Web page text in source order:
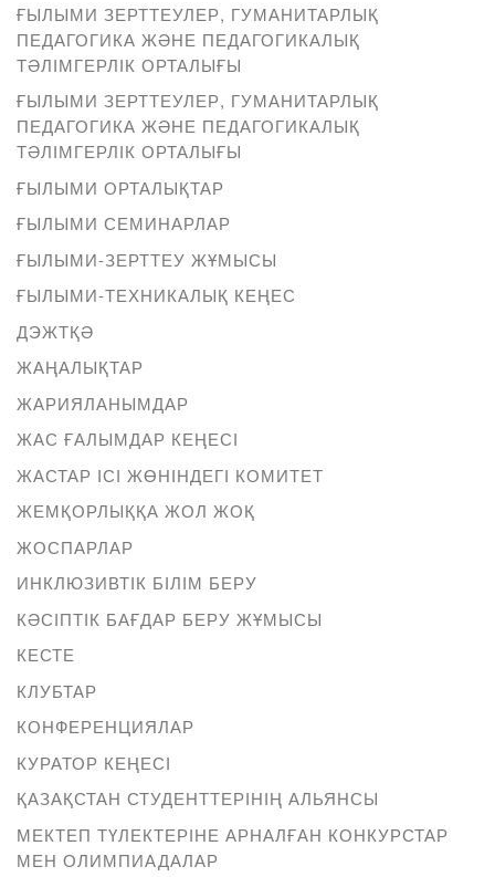
ҒЫЛЫМИ ЗЕРТТЕУЛЕР, ГУМАНИТАРЛЫҚ
ПЕДАГОГИКА ЖӘНЕ ПЕДАГОГИКАЛЫҚ
ТӘЛІМГЕРЛІК ОРТАЛЫҒЫ
ҒЫЛЫМИ ЗЕРТТЕУЛЕР, ГУМАНИТАРЛЫҚ
ПЕДАГОГИКА ЖӘНЕ ПЕДАГОГИКАЛЫҚ
ТӘЛІМГЕРЛІК ОРТАЛЫҒЫ
ҒЫЛЫМИ ОРТАЛЫҚТАР
ҒЫЛЫМИ СЕМИНАРЛАР
ҒЫЛЫМИ-ЗЕРТТЕУ ЖҰМЫСЫ
ҒЫЛЫМИ-ТЕХНИКАЛЫҚ КЕҢЕС
ДЭЖТҚӘ
ЖАҢАЛЫҚТАР
ЖАРИЯЛАНЫМДАР
ЖАС ҒАЛЫМДАР КЕҢЕСІ
ЖАСТАР ІСІ ЖӨНІНДЕГІ КОМИТЕТ
ЖЕМҚОРЛЫҚҚА ЖОЛ ЖОҚ
ЖОСПАРЛАР
ИНКЛЮЗИВТІК БІЛІМ БЕРУ
КӘСІПТІК БАҒДАР БЕРУ ЖҰМЫСЫ
КЕСТЕ
КЛУБТАР
КОНФЕРЕНЦИЯЛАР
КУРАТОР КЕҢЕСІ
ҚАЗАҚСТАН СТУДЕНТТЕРІНІҢ АЛЬЯНСЫ
МЕКТЕП ТҮЛЕКТЕРІНЕ АРНАЛҒАН КОНКУРСТАР
МЕН ОЛИМПИАДАЛАР